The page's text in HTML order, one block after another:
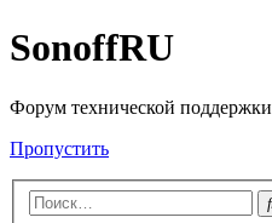
SonoffRU
Форум технической поддержки
Пропустить